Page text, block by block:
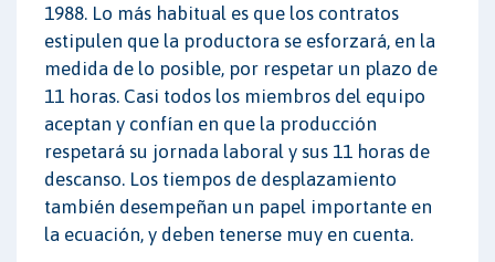
1988. Lo más habitual es que los contratos
estipulen que la productora se esforzará, en la
medida de lo posible, por respetar un plazo de
11 horas. Casi todos los miembros del equipo
aceptan y confían en que la producción
respetará su jornada laboral y sus 11 horas de
descanso. Los tiempos de desplazamiento
también desempeñan un papel importante en
la ecuación, y deben tenerse muy en cuenta.